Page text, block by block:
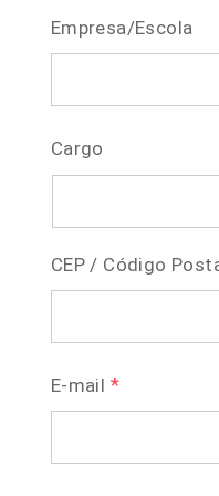
Empresa/Escola
Cargo
CEP / Código
E-mail *